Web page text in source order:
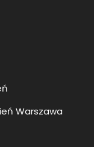
Warszawa